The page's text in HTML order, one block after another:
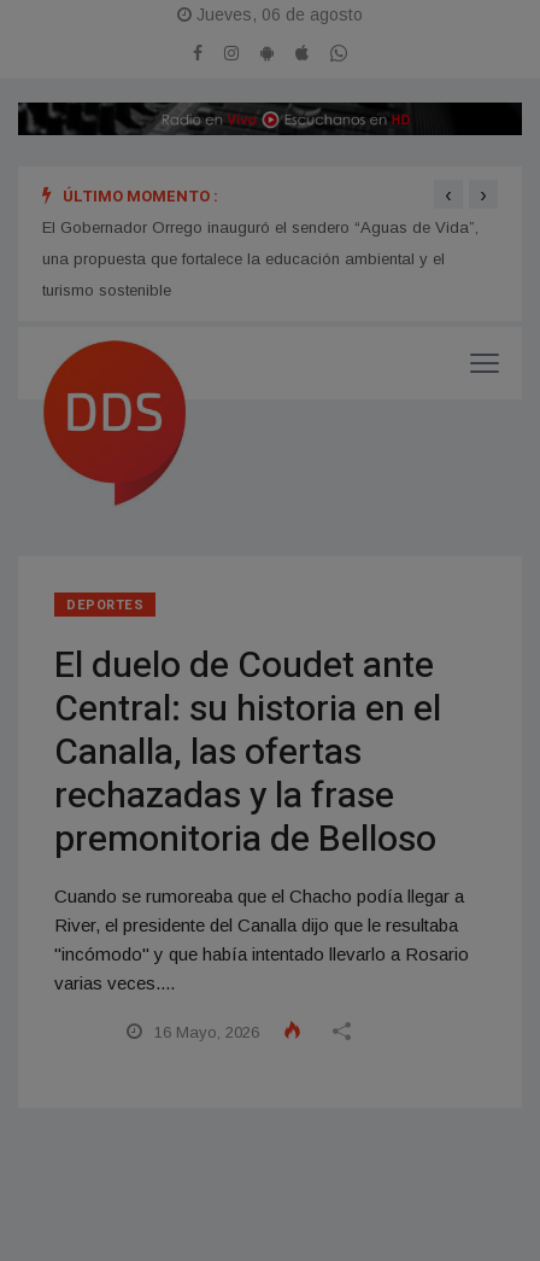
Jueves, 06 de agosto
ÚLTIMO MOMENTO :
El Gobernador Orrego inauguró el sendero “Aguas de Vida”,
una propuesta que fortalece la educación ambiental y el
turismo sostenible
‹ ›
DEPORTES
El duelo de Coudet ante
Central: su historia en el
Canalla, las ofertas
rechazadas y la frase
premonitoria de Belloso
Cuando se rumoreaba que el Chacho podía llegar a
River, el presidente del Canalla dijo que le resultaba
"incómodo" y que había intentado llevarlo a Rosario
varias veces....
16 Mayo, 2026